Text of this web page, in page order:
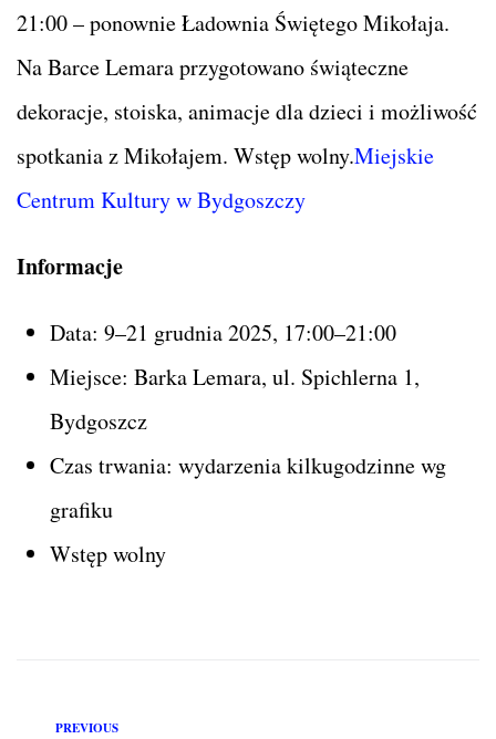
21:00 – ponownie Ładownia Świętego Mikołaja.
Na Barce Lemara przygotowano świąteczne
dekoracje, stoiska, animacje dla dzieci i możliwość
spotkania z Mikołajem. Wstęp wolny.Miejskie
Centrum Kultury w Bydgoszczy
Informacje
Data: 9–21 grudnia 2025, 17:00–21:00
Miejsce: Barka Lemara, ul. Spichlerna 1,
Bydgoszcz
Czas trwania: wydarzenia kilkugodzinne wg
grafiku
Wstęp wolny
PREVIOUS